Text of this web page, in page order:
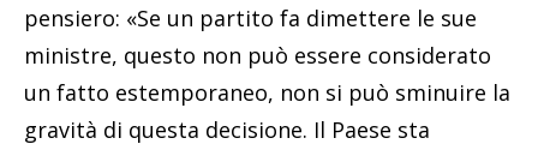
pensiero: «Se un partito fa dimettere le sue
ministre, questo non può essere considerato
un fatto estemporaneo, non si può sminuire la
gravità di questa decisione. Il Paese sta